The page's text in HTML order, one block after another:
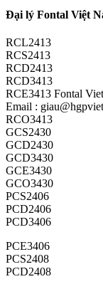
Đại lý Fontal Việt
RCL2413
RCS2413
RCD2413
RCD3413
RCE3413 Fontal
Email :
RCO3413
GCS2430
GCD2430
GCD3430
GCE3430
GCO3430
PCS2406
PCD2406
PCD3406
PCE3406
PCS2408
PCD2408